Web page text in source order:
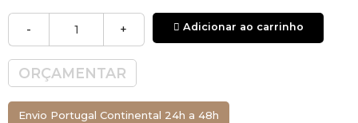
- + Adicionar ao carrinho
ORÇAMENTAR
Envio Portugal Continental 24h a 48h